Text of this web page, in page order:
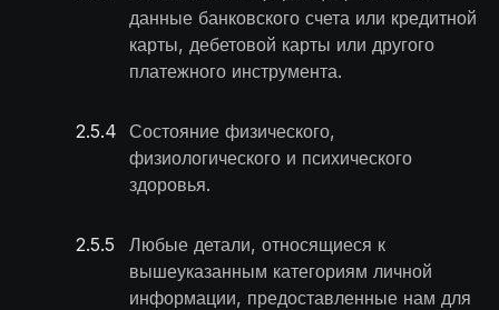
данные банковского счета или кредитной
карты, дебетовой карты или другого
платежного инструмента.
2.5.4 Состояние физического,
физиологического и психического
здоровья.
2.5.5
Любые детали, относящиеся к
вышеуказанным категориям личной
информации, предоставленные нам для